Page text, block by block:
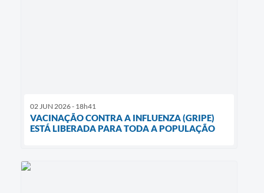
02 JUN 2026 - 18h41
VACINAÇÃO CONTRA A INFLUENZA (GRIPE)
ESTÁ LIBERADA PARA TODA A POPULAÇÃO